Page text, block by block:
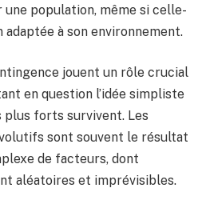
population, même si celle-
à son environnement.
jouent un rôle crucial
en question l’idée simpliste
plus forts survivent. Les
sont souvent le résultat
de facteurs, dont
aléatoires et imprévisibles.